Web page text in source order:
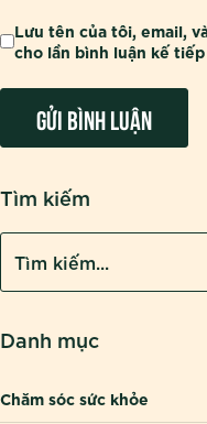
Lưu tên của tôi, email,
cho lần bình luận kế
Tìm kiếm
Danh mục
Chăm sóc sức khỏe